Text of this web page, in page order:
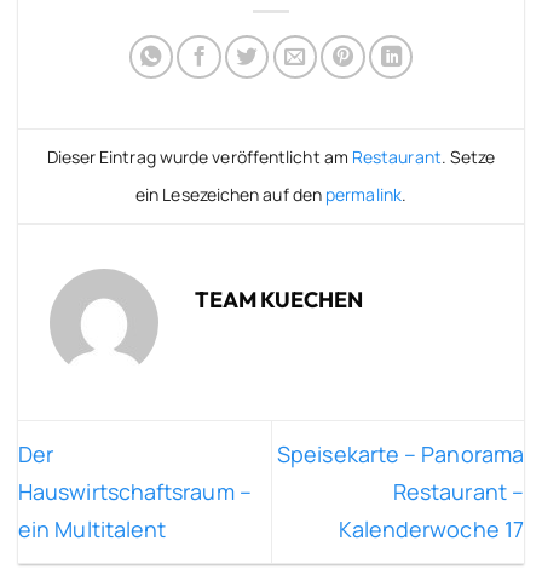
Dieser Eintrag wurde veröffentlicht am Restaurant. Setze
ein Lesezeichen auf den permalink.
TEAM KUECHEN
Der
Hauswirtschaftsraum –
ein Multitalent
Speisekarte – Panorama
Restaurant –
Kalenderwoche 17